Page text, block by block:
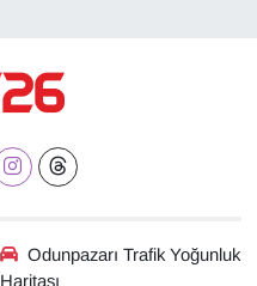
Odunpazarı Trafik Yoğunluk
Haritası